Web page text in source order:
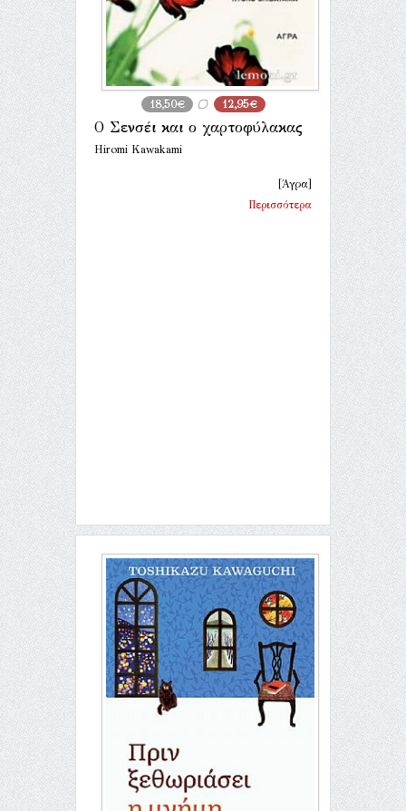
18,50€ 12,95€
Ο Σενσέι και ο χαρτοφύλακας
Hiromi Kawakami
[Άγρα]
Περισσότερα